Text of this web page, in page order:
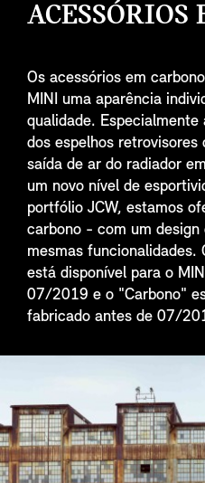
ACESSÓRIOS
Os acessórios em
MINI uma aparência
qualidade.
dos espelhos
saída de ar do radiador
um novo nível de
portfólio JCW, estamos
carbono - com um
mesmas funcionalidades.
está disponível para o
07/2019 e o "Carbono"
fabricado antes de 07/